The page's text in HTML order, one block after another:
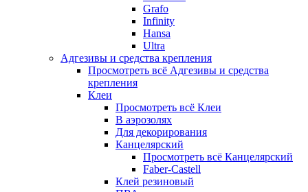
Grafo
Infinity
Hansa
Ultra
Адгезивы и средства крепления
Просмотреть всё Адгезивы и средства
крепления
Клеи
Просмотреть всё Клеи
В аэрозолях
Для декорирования
Канцелярский
Просмотреть всё Канцелярский
Faber-Castell
Клей резиновый